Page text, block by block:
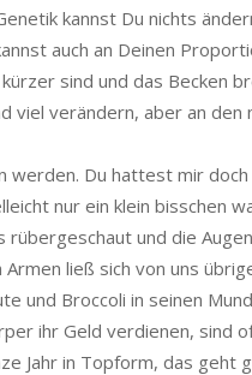
kannst Du nichts
auch an Deinen
sind und das Becken
viel verändern, aber an
werden. Du hattest mir
nur ein klein bisschen
und die
Armen ließ sich von uns
und Broccoli in seinen
ihr Geld verdienen, sind
Jahr in Topform, das geht